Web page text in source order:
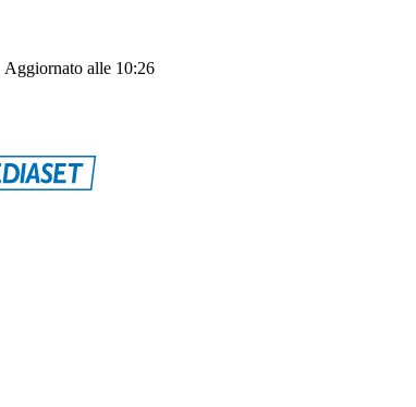
Aggiornato alle 10:26